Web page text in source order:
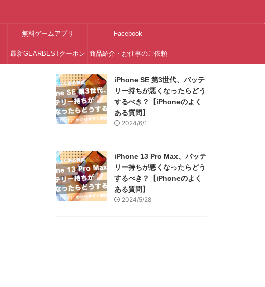
無料ゲームアプリ Facebook
最新GEARBESTクーポン 商品紹介・お仕事のご依頼
iPhone SE 第3世代、バッテ
リー持ちが悪くなったらどう
するべき？【iPhoneのよく
ある質問】
2024/6/1
iPhone 13 Pro Max、バッテ
リー持ちが悪くなったらどう
するべき？【iPhoneのよく
ある質問】
2024/5/28